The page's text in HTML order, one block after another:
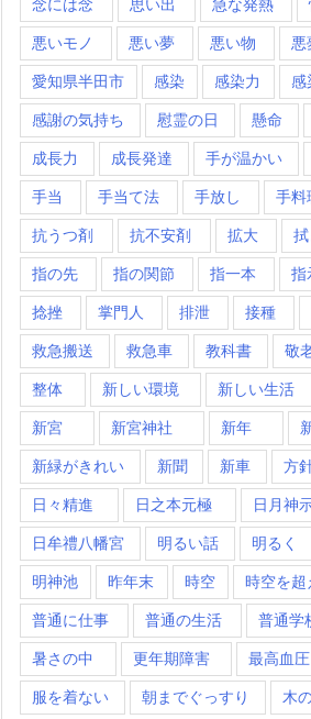
悪いモノ 悪い夢 悪い物 悪
愛知県半田市 感染 感染力 感
感謝の気持ち 慰霊の日 懸命
成長力 成長発達 手が温かい
手当 手当て法 手放し 手料
抗うつ剤 抗不安剤 拡大
指の先 指の関節 指一本 指
捻挫 掌門人 排泄 接種
救急搬送 救急車 教科書 敬
整体 新しい環境 新しい生活
新宮 新宮神社 新年
新緑がきれい 新聞 新車 方
日々精進 日之本元極 日月神
日牟禮八幡宮 明るい話 明るく
明神池 昨年末 時空 時空を超
普通に仕事 普通の生活 普通学
暑さの中 更年期障害 最高血圧
服を着ない 朝までぐっすり 木